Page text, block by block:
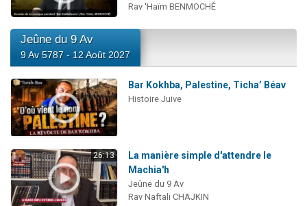
Rav 'Haïm BENMOCHÉ
Jeûne du 9 Av
9 Av 5787 - 12 Août 2027
Bar Kokhba, Palestine, Ticha’ Béav
Histoire Juive
26:13
La manière simple d'attendre le
Machia'h
Jeûne du 9 Av
Rav Naftali CHAJKIN